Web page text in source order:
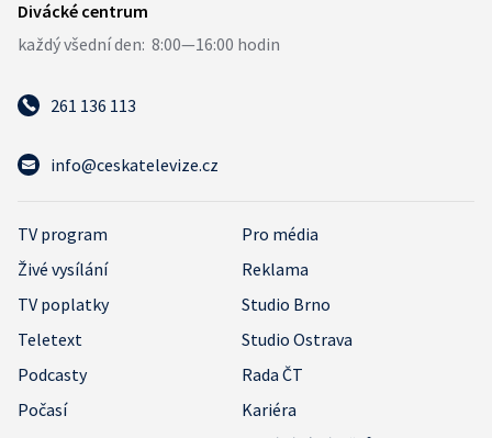
261 136 113
info@ceskatelevize.cz
TV program
Pro média
Živé vysílání
Reklama
TV poplatky
Studio Brno
Teletext
Studio Ostrava
Podcasty
Rada ČT
Počasí
Kariéra